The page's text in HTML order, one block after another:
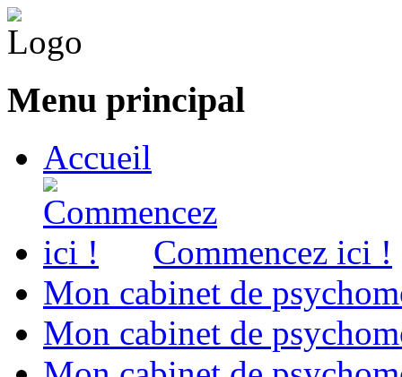
Menu principal
Accueil
Commencez ici !
Mon cabinet de
Mon cabinet de